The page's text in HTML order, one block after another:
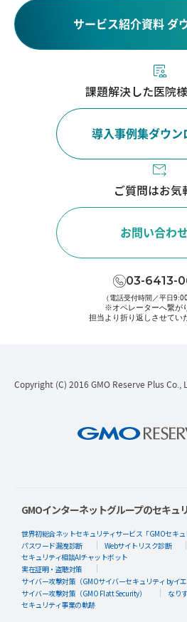
サービス紹介資料 ダ
課題解決した医院
導入事例集ダウン
ご質問はお気
お問い合わせ
03-6413-
（電話受付時間／平日
※オペレーターへ繋が
担当より折り返しさせてい
Copyright (C) 2016 GMO Reserve Plus Co.,
GMOインターネットグループのセキュ
世界初総合ネットセキュリティサービス「GMOセキュ
パスワード漏洩診断
Webサイトリスク診断
セキュリティ相談AIチャットボット
実在証明・盗聴対策
サイバー攻撃対策（GMOサイバーセキュリティ byイエ
サイバー攻撃対策（GMO Flatt Security）
なり
セキュリティ事業の軌跡